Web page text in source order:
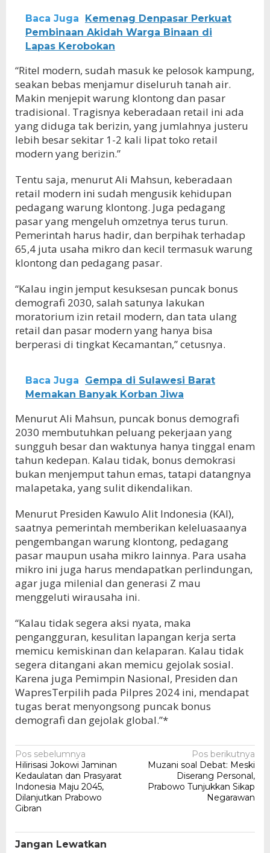
Baca Juga
Kemenag Denpasar Perkuat
Pembinaan Akidah Warga Binaan di
Lapas Kerobokan
“Ritel modern, sudah masuk ke pelosok kampung,
seakan bebas menjamur diseluruh tanah air.
Makin menjepit warung klontong dan pasar
tradisional. Tragisnya keberadaan retail ini ada
yang diduga tak berizin, yang jumlahnya justeru
lebih besar sekitar 1-2 kali lipat toko retail
modern yang berizin.”
Tentu saja, menurut Ali Mahsun, keberadaan
retail modern ini sudah mengusik kehidupan
pedagang warung klontong. Juga pedagang
pasar yang mengeluh omzetnya terus turun.
Pemerintah harus hadir, dan berpihak terhadap
65,4 juta usaha mikro dan kecil termasuk warung
klontong dan pedagang pasar.
“Kalau ingin jemput kesuksesan puncak bonus
demografi 2030, salah satunya lakukan
moratorium izin retail modern, dan tata ulang
retail dan pasar modern yang hanya bisa
berperasi di tingkat Kecamantan,” cetusnya.
Baca Juga
Gempa di Sulawesi Barat
Memakan Banyak Korban Jiwa
Menurut Ali Mahsun, puncak bonus demografi
2030 membutuhkan peluang pekerjaan yang
sungguh besar dan waktunya hanya tinggal enam
tahun kedepan. Kalau tidak, bonus demokrasi
bukan menjemput tahun emas, tatapi datangnya
malapetaka, yang sulit dikendalikan.
Menurut Presiden Kawulo Alit Indonesia (KAI),
saatnya pemerintah memberikan keleluasaanya
pengembangan warung klontong, pedagang
pasar maupun usaha mikro lainnya. Para usaha
mikro ini juga harus mendapatkan perlindungan,
agar juga milenial dan generasi Z mau
menggeluti wirausaha ini.
“Kalau tidak segera aksi nyata, maka
pengangguran, kesulitan lapangan kerja serta
memicu kemiskinan dan kelaparan. Kalau tidak
segera ditangani akan memicu gejolak sosial.
Karena juga Pemimpin Nasional, Presiden dan
WapresTerpilih pada Pilpres 2024 ini, mendapat
tugas berat menyongsong puncak bonus
demografi dan gejolak global.”*
Navigasi
pos
Pos sebelumnya
Hilirisasi Jokowi Jaminan
Kedaulatan dan Prasyarat
Indonesia Maju 2045,
Dilanjutkan Prabowo
Gibran
Pos berikutnya
Muzani soal Debat: Meski
Diserang Personal,
Prabowo Tunjukkan Sikap
Negarawan
Jangan Lewatkan